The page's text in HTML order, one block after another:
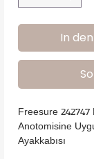
In
Freesure 242747
Anotomisine
Ayakkabısı